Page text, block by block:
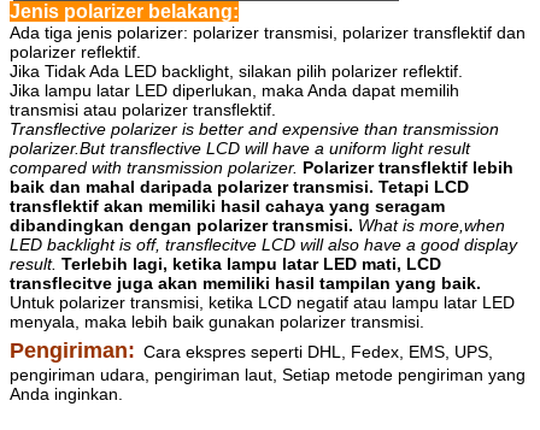
Jenis polarizer belakang:
Ada tiga jenis polarizer: polarizer transmisi, polarizer transflektif dan
polarizer reflektif.
Jika Tidak Ada LED backlight, silakan pilih polarizer reflektif.
Jika lampu latar LED diperlukan, maka Anda dapat memilih
transmisi atau polarizer transflektif.
Transflective polarizer is better and expensive than transmission
polarizer.But transflective LCD will have a uniform light result
compared with transmission polarizer. Polarizer transflektif lebih
baik dan mahal daripada polarizer transmisi. Tetapi LCD
transflektif akan memiliki hasil cahaya yang seragam
dibandingkan dengan polarizer transmisi. What is more,when
LED backlight is off, transflecitve LCD will also have a good display
result. Terlebih lagi, ketika lampu latar LED mati, LCD
transflecitve juga akan memiliki hasil tampilan yang baik.
Untuk polarizer transmisi, ketika LCD negatif atau lampu latar LED
menyala, maka lebih baik gunakan polarizer transmisi.
Pengiriman: Cara ekspres seperti DHL, Fedex, EMS, UPS,
pengiriman udara, pengiriman laut, Setiap metode pengiriman yang
Anda inginkan.